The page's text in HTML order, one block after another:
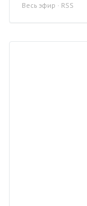
Весь эфир · RSS